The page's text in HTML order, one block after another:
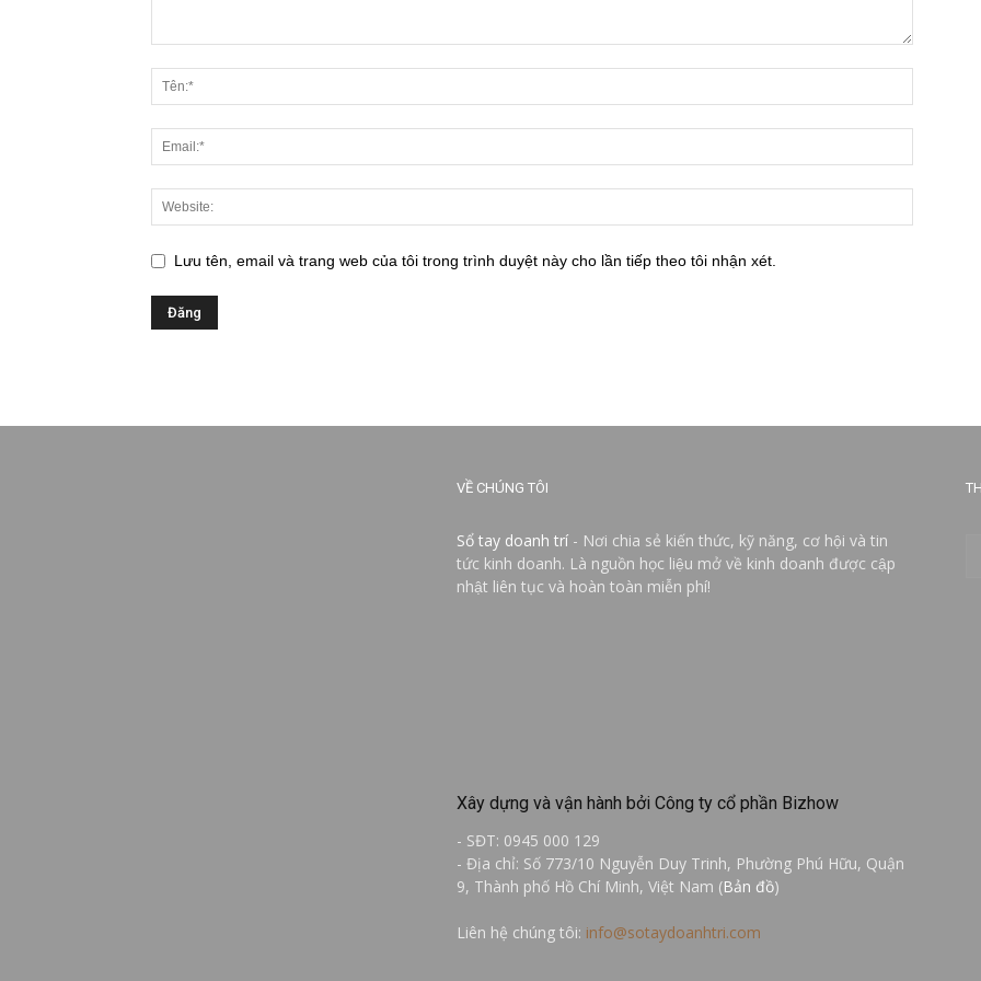
Lưu tên, email và trang web của tôi trong trình duyệt này cho lần tiếp theo tôi nhận xét.
VỀ CHÚNG TÔI
Sổ tay doanh trí - Nơi chia sẻ kiến thức, kỹ năng, cơ hội và tin
tức kinh doanh. Là nguồn học liệu mở về kinh doanh được cập
nhật liên tục và hoàn toàn miễn phí!
Xây dựng và vận hành bởi Công ty cổ phần Bizhow
- SĐT: 0945 000 129
- Địa chỉ: Số 773/10 Nguyễn Duy Trinh, Phường Phú Hữu, Quận
9, Thành phố Hồ Chí Minh, Việt Nam (Bản đồ)
Liên hệ chúng tôi: info@sotaydoanhtri.com